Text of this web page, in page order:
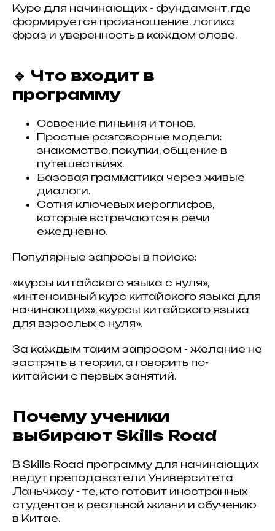
Курс для начинающих - фундамент, где
формируется произношение, логика
фраз и уверенность в каждом слове.
🔹 Что входит в
программу
Освоение пиньиня и тонов.
Простые разговорные модели:
знакомство, покупки, общение в
путешествиях.
Базовая грамматика через живые
диалоги.
Сотня ключевых иероглифов,
которые встречаются в речи
ежедневно.
Популярные запросы в поиске:
«курсы китайского языка с нуля»,
«интенсивный курс китайского языка для
начинающих», «курсы китайского языка
для взрослых с нуля».
За каждым таким запросом - желание не
застрять в теории, а говорить по-
китайски с первых занятий.
Почему ученики
выбирают Skills Road
В Skills Road программу для начинающих
ведут преподаватели Университета
Ланьчжоу - те, кто готовит иностранных
студентов к реальной жизни и обучению
в Китае.